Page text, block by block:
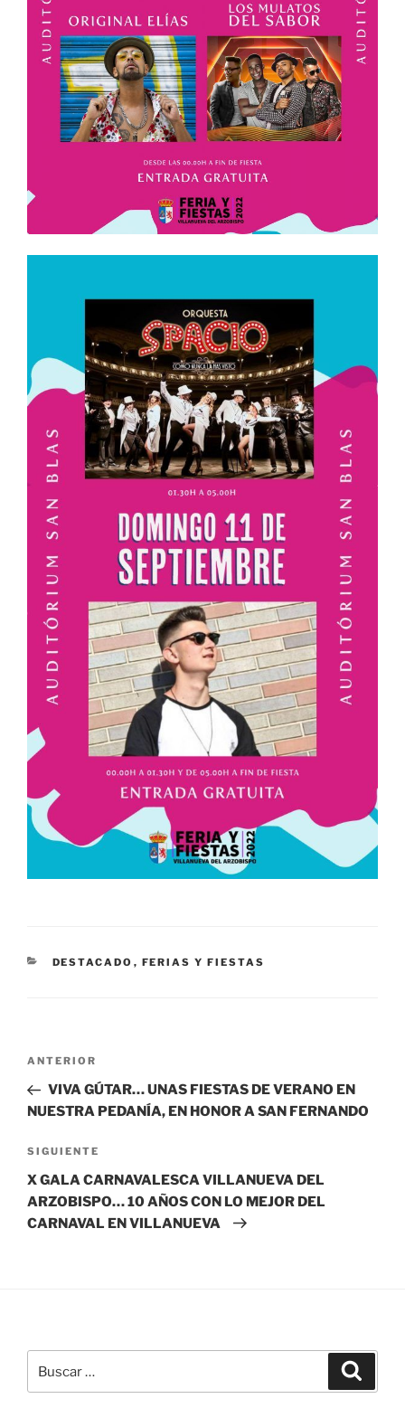
CATEGORÍAS
DESTACADO , FERIAS Y FIESTAS
Navegación
entradas
Entrada
anterior:
ANTERIOR
VIVA GÚTAR… UNAS FIESTAS DE VERANO EN
NUESTRA PEDANÍA, EN HONOR A SAN FERNANDO
Siguiente
entrada
SIGUIENTE
X GALA CARNAVALESCA VILLANUEVA DEL
ARZOBISPO… 10 AÑOS CON LO MEJOR DEL
CARNAVAL EN VILLANUEVA
por: